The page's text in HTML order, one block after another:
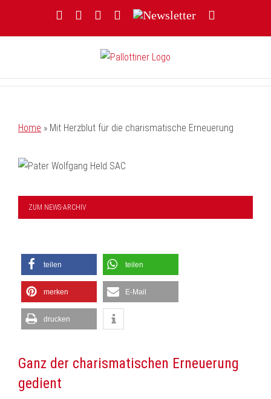
FacebookYouTubeInstagram
Threads
Newsletter
Home » Mit Herzblut für die charismatische Erneuerung
ZUM NEWS-ARCHIV
teilen teilen
merken E-Mail
drucken
Ganz der charismatischen Erneuerung
gedient